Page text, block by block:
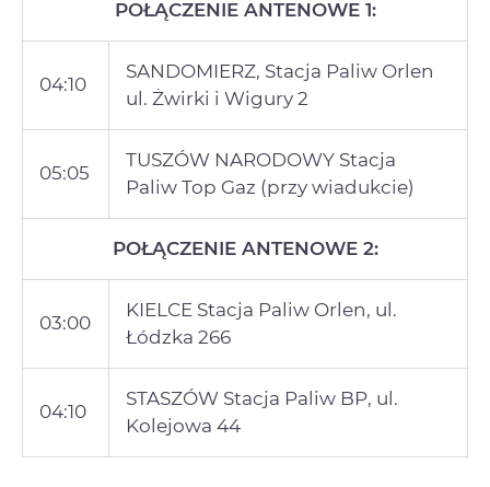
POŁĄCZENIE ANTENOWE 1:
04:10
SANDOMIERZ, Stacja Paliw Orlen
ul. Żwirki i Wigury 2
05:05
TUSZÓW NARODOWY Stacja
Paliw Top Gaz (przy wiadukcie)
POŁĄCZENIE ANTENOWE 2:
03:00
KIELCE Stacja Paliw Orlen, ul.
Łódzka 266
04:10
STASZÓW Stacja Paliw BP, ul.
Kolejowa 44